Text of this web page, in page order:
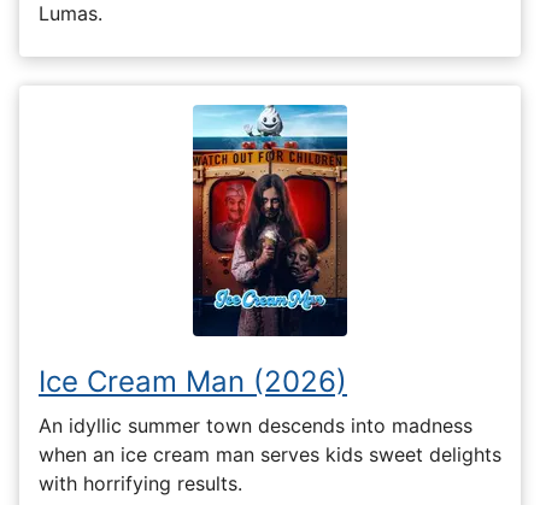
Lumas.
Ice Cream Man (2026)
An idyllic summer town descends into madness
when an ice cream man serves kids sweet delights
with horrifying results.